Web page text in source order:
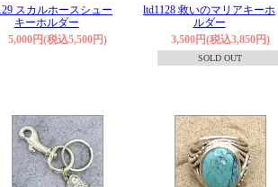
スカルホースシュー
キーホルダー
5,000円(税込5,500円)
ltd1128 救いのマリアキーホ
ルダー
3,500円(税込3,850円)
SOLD OUT